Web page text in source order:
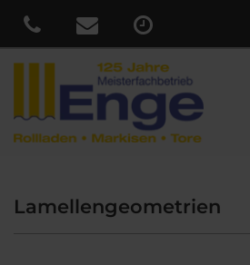
Lamellengeometrien